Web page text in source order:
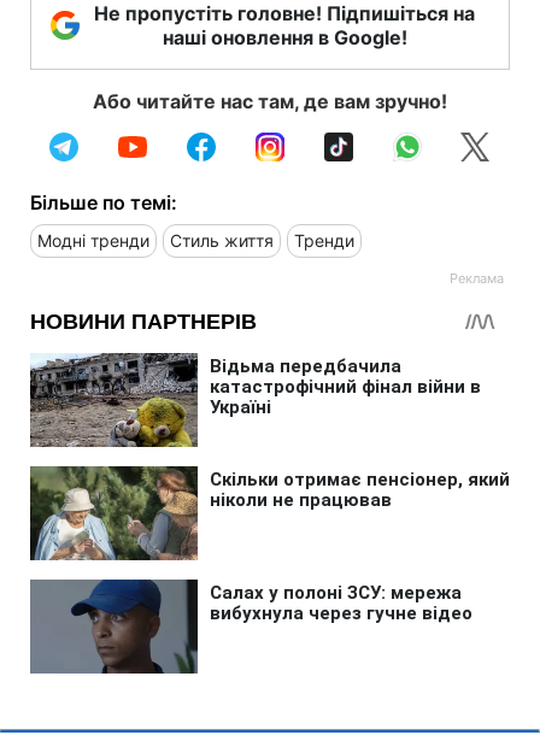
Не пропустіть головне! Підпишіться на
наші оновлення в Google!
Або читайте нас там, де вам зручно!
Більше по темі:
Модні тренди Стиль життя Тренди